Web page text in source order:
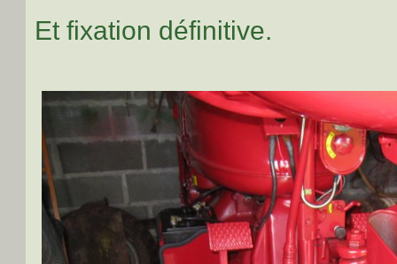
Et fixation définitive.